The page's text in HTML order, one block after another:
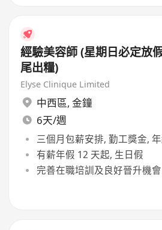
經驗美容師 (星期日必定放
尾出糧)
Elyse Clinique Limited
中西區, 金鐘
6天/週
三個月包薪安排, 勤工獎金,
有薪年假 12 天起, 生日假
完善在職培訓及良好晉升機會